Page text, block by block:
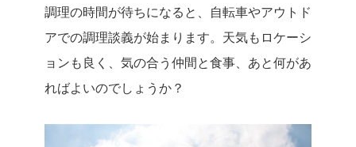
調理の時間が待ちになると、自転車やアウトド
アでの調理談義が始まります。天気もロケーシ
ョンも良く、気の合う仲間と食事、あと何があ
ればよいのでしょうか？